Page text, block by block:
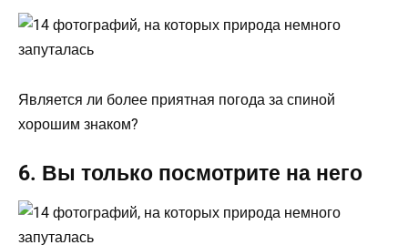
Является ли более приятная погода за спиной
хорошим знаком?
6. Вы только посмотрите на него